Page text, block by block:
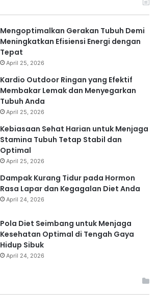
Mengoptimalkan Gerakan Tubuh Demi
Meningkatkan Efisiensi Energi dengan
Tepat
April 25, 2026
Kardio Outdoor Ringan yang Efektif
Membakar Lemak dan Menyegarkan
Tubuh Anda
April 25, 2026
Kebiasaan Sehat Harian untuk Menjaga
Stamina Tubuh Tetap Stabil dan
Optimal
April 25, 2026
Dampak Kurang Tidur pada Hormon
Rasa Lapar dan Kegagalan Diet Anda
April 24, 2026
Pola Diet Seimbang untuk Menjaga
Kesehatan Optimal di Tengah Gaya
Hidup Sibuk
April 24, 2026